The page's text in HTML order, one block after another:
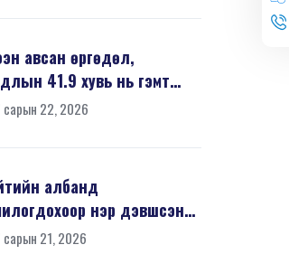
авсан өргөдөл,
41.9 хувь нь гэмт
шинжтэй байв
сарын 22, 2026
албанд
нэр дэвшсэн
иргэний урьдчилсан
сарын 21, 2026